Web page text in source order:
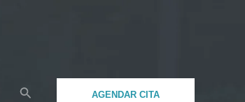
Buscar AGENDAR CITA